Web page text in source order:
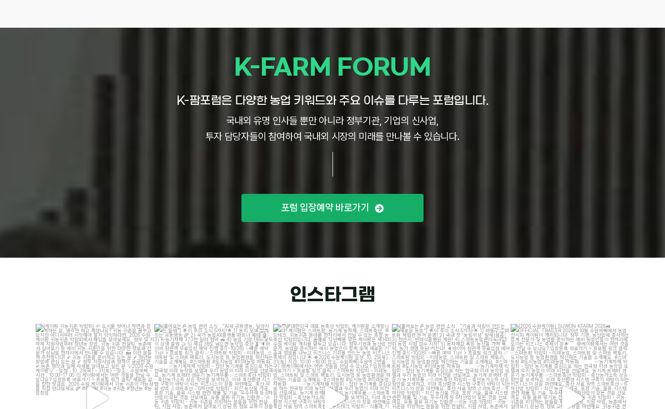
K-FARM FORUM
K-팜포럼은 다양한 농업 키워드와 주요 이슈를 다루는 포럼입니다.
국내외 유명 인사들 뿐만 아니라 정부기관, 기업의 신사업,
투자 담당자들이 참여하여 국내외 시장의 미래를 만나볼 수 있습니다.
포럼 입장예약 바로가기
인스타그램
[케이팜 귀농귀촌 박람회]
도시를 벗어나 자연과 함
께하는 삶, 생각만 하고 계셨나요?...
4 4
[훑어보는
농업 관련 소식 : "AI와 공동영농, 달라지
는 들녘"]
이...
12 2
대한민국 대표 농축산 박람회, 케이팜을 소개합니
다!
케이팜은...
23 10
[훑어보는
농업 관련 소식 : "기술과 사람이 만드는
새로운 농업"]
...
13 5
[2026 수원케이팜] SUWON KFARM 2026
OFFICIAL TRAILER...
7 5